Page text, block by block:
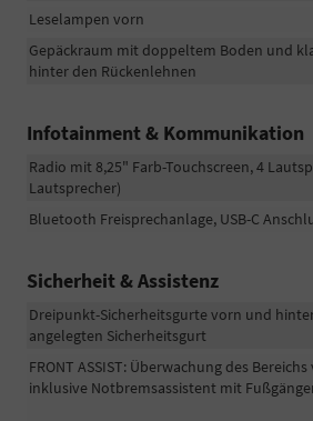
Leselampen vorn
Gepäckraum mit doppeltem Boden und
hinter den Rückenlehnen
Infotainment & Kommunikation
Radio mit 8,25" Farb-Touchscreen, 4
Lautsprecher)
Bluetooth Freisprechanlage, USB-C
Sicherheit & Assistenz
Dreipunkt-Sicherheitsgurte vorn und
angelegten Sicherheitsgurt
FRONT ASSIST: Überwachung des
inklusive Notbremsassistent mit